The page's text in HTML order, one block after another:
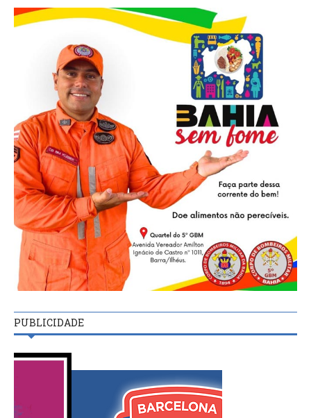
PUBLICIDADE